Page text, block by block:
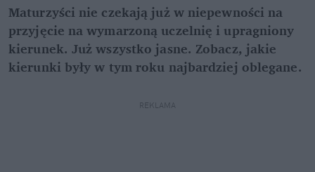
Maturzyści nie czekają już w niepewności na
przyjęcie na wymarzoną uczelnię i upragniony
kierunek. Już wszystko jasne. Zobacz, jakie
kierunki były w tym roku najbardziej oblegane.
REKLAMA